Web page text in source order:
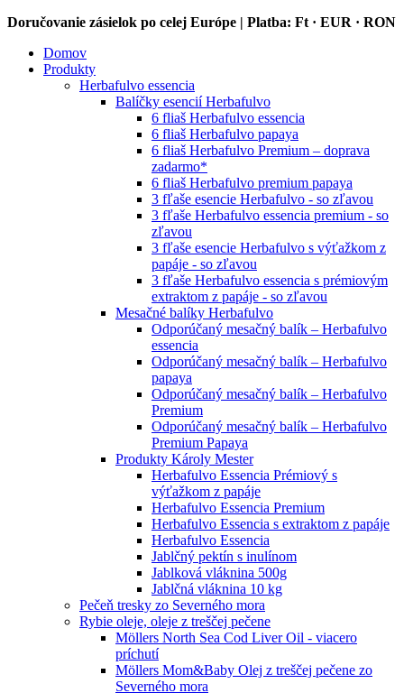
Prejsť
obsah
Doručovanie zásielok po celej Európe | Platba: Ft · EUR · RON
Domov
Produkty
Herbafulvo essencia
Balíčky esencií Herbafulvo
6 fliaš Herbafulvo essencia
6 fliaš Herbafulvo papaya
6 fliaš Herbafulvo Premium – doprava
zadarmo*
6 fliaš Herbafulvo premium papaya
3 fľaše esencie Herbafulvo - so zľavou
3 fľaše Herbafulvo essencia premium - so
zľavou
3 fľaše esencie Herbafulvo s výťažkom z
papáje - so zľavou
3 fľaše Herbafulvo essencia s prémiovým
extraktom z papáje - so zľavou
Mesačné balíky Herbafulvo
Odporúčaný mesačný balík – Herbafulvo
essencia
Odporúčaný mesačný balík – Herbafulvo
papaya
Odporúčaný mesačný balík – Herbafulvo
Premium
Odporúčaný mesačný balík – Herbafulvo
Premium Papaya
Produkty Károly Mester
Herbafulvo Essencia Prémiový s
výťažkom z papáje
Herbafulvo Essencia Premium
Herbafulvo Essencia s extraktom z papáje
Herbafulvo Essencia
Jablčný pektín s inulínom
Jablková vláknina 500g
Jablčná vláknina 10 kg
Pečeň tresky zo Severného mora
Rybie oleje, oleje z treščej pečene
Möllers North Sea Cod Liver Oil - viacero
príchutí
Möllers Mom&Baby Olej z treščej pečene zo
Severného mora